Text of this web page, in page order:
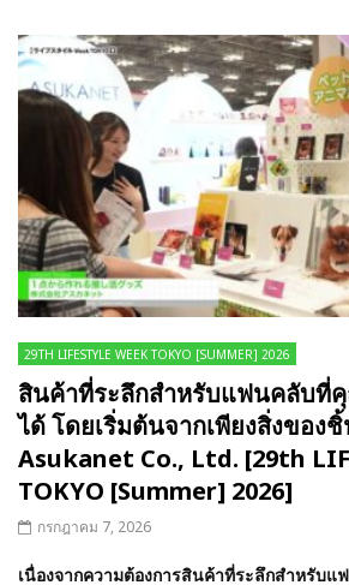
29TH LIFESTYLE WEEK TOKYO [SUMMER] 2026
สินค้าที่ระลึกสำหรับแฟนคลับที่
ได้ โดยเริ่มต้นจากเพียงสิ่งของชิ้
Asukanet Co., Ltd. [29th
TOKYO [Summer] 2026]
กรกฎาคม 7, 2026
เนื่องจากความต้องการสินค้าที่ระลึกสำหรับ